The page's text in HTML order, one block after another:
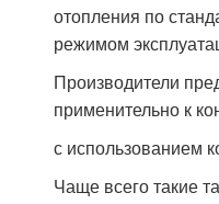
отопления по
режимом
Производители
применительно к
с использованием
Чаще всего такие